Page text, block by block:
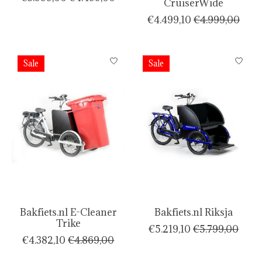
CruiserWide
€4.499,10 €4.999,00
Sale
Bakfiets.nl E-Cleaner
Trike
€4.382,10 €4.869,00
Sale
Bakfiets.nl Riksja
€5.219,10 €5.799,00